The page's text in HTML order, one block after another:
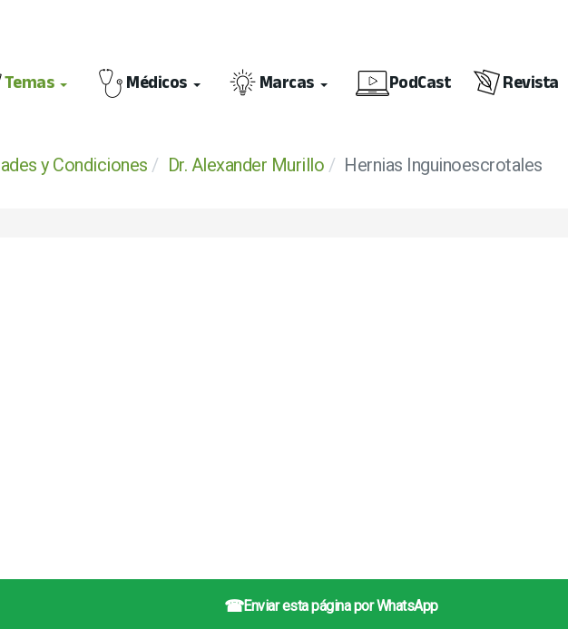
Temas Médicos Marcas PodCast Revista
y Condiciones Dr. Alexander Murillo Hernias Inguinoescrotales
su certificación ISO 9001:2015
☎Enviar esta página por WhatsApp